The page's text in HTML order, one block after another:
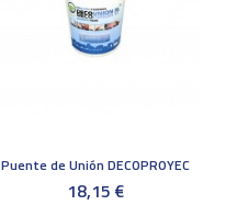
Puente de Unión DECOPROYEC
18,15 €